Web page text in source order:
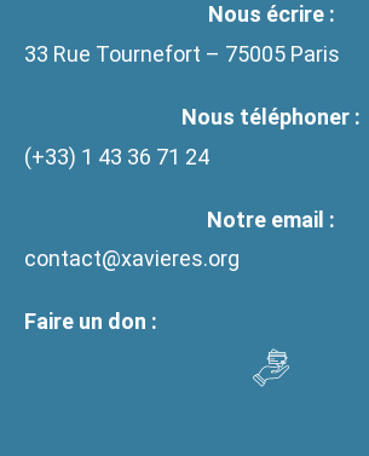
Nous écrire :
33 Rue Tournefort – 75005 Paris
Nous téléphoner :
(+33) 1 43 36 71 24
Notre email :
contact@xavieres.org
Faire un don :